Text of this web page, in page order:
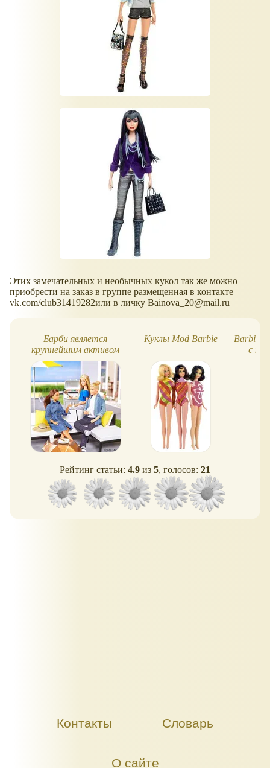
Этих замечательных и необычных кукол так же можно
приобрести на заказ в группе размещенная в контакте
vk.com/club31419282или в личку Bainova_20@mail.ru
Барби является
крупнейшим активом
Mattel. Большие планы
Куклы Mod Barbie
Barbie
с
Рейтинг статьи: 4.9 из 5, голосов: 21
Контакты Словарь
О сайте